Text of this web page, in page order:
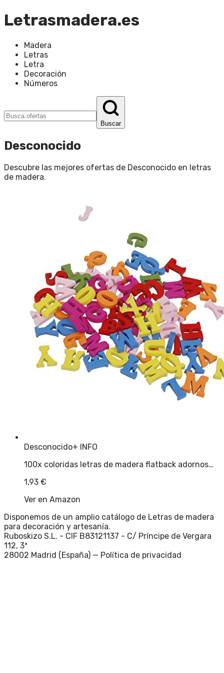
Letrasmadera.es
Madera
Letras
Letra
Decoración
Números
Buscar
Desconocido
Descubre las mejores ofertas de Desconocido en letras
de madera.
Desconocido+ INFO
100x coloridas letras de madera flatback adornos…
1,93 €
Ver en Amazon
Disponemos de un amplio catálogo de Letras de madera
para decoración y artesanía.
Ruboskizo S.L. - CIF B83121137 - C/ Príncipe de Vergara
112, 3ª
28002 Madrid (España) — Política de privacidad